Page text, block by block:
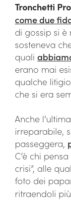
Tronchetti
come due
di gossip si è
sosteneva
quali
erano mai
qualche
che si era
Anche
irreparabile,
passeggera,
C’è chi
crisi”, alle
foto dei
ritraendoli